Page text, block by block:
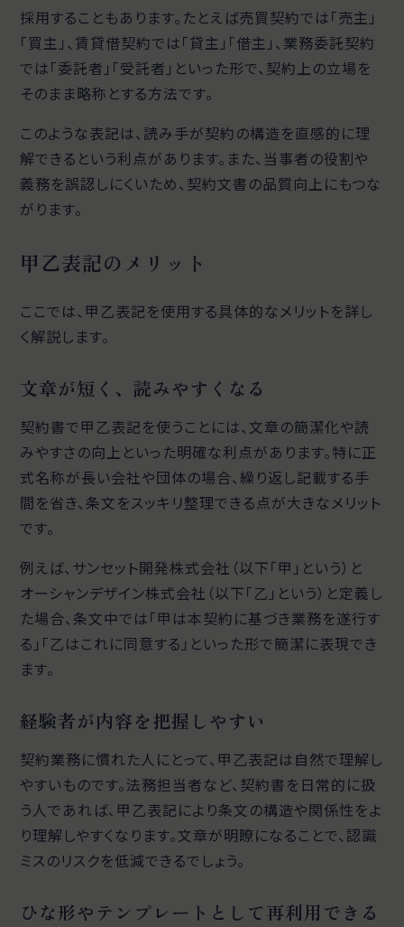
採用することもあります。たとえば売買契約では「売主」
「買主」、賃貸借契約では「貸主」「借主」、業務委託契約
では「委託者」「受託者」といった形で、契約上の立場を
そのまま略称とする方法です。
このような表記は、読み手が契約の構造を直感的に理
解できるという利点があります。また、当事者の役割や
義務を誤認しにくいため、契約文書の品質向上にもつな
がります。
甲乙表記のメリット
ここでは、甲乙表記を使用する具体的なメリットを詳し
く解説します。
文章が短く、読みやすくなる
契約書で甲乙表記を使うことには、文章の簡潔化や読
みやすさの向上といった明確な利点があります。特に正
式名称が長い会社や団体の場合、繰り返し記載する手
間を省き、条文をスッキリ整理できる点が大きなメリット
です。
例えば、サンセット開発株式会社（以下「甲」という）と
オーシャンデザイン株式会社（以下「乙」という）と定義し
た場合、条文中では「甲は本契約に基づき業務を遂行す
る」「乙はこれに同意する」といった形で簡潔に表現でき
ます。
経験者が内容を把握しやすい
契約業務に慣れた人にとって、甲乙表記は自然で理解し
やすいものです。法務担当者など、契約書を日常的に扱
う人であれば、甲乙表記により条文の構造や関係性をよ
り理解しやすくなります。文章が明瞭になることで、認識
ミスのリスクを低減できるでしょう。
ひな形やテンプレートとして再利用できる